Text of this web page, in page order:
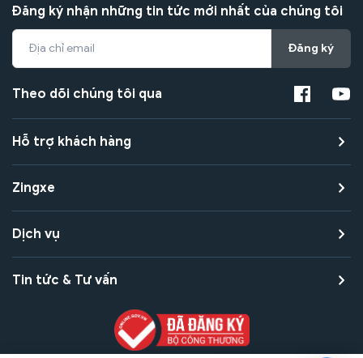
Đăng ký nhận những tin tức mới nhất của chúng tôi
Đăng ký
Theo dõi chúng tôi qua
Hỗ trợ khách hàng
Zingxe
Dịch vụ
Tin tức & Tư vấn